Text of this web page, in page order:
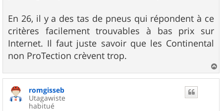
En 26, il y a des tas de pneus qui répondent à ce
critères facilement trouvables à bas prix sur
Internet. Il faut juste savoir que les Continental
non ProTection crèvent trop.
a
romgisseb
Utagawiste
habitué